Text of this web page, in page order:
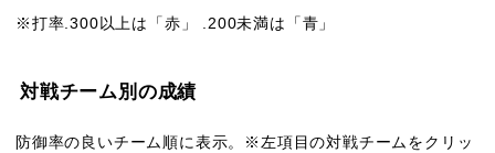
※打率.300以上は「赤」 .200未満は「青」
対戦チーム別の成績
防御率の良いチーム順に表示。※左項目の対戦チームをクリッ